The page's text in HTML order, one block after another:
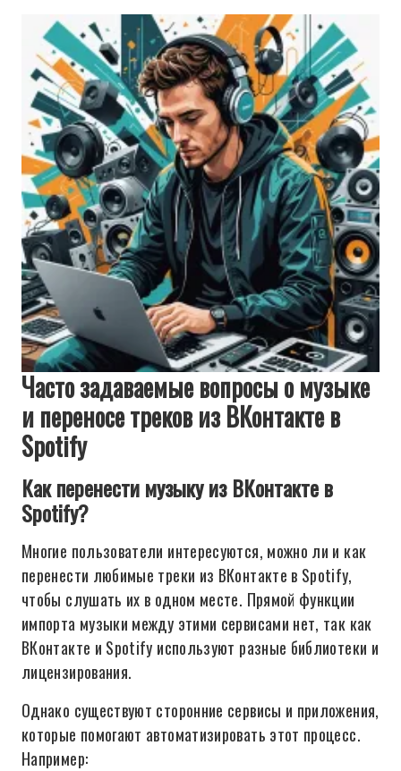
Часто задаваемые вопросы о музыке
и переносе треков из ВКонтакте в
Spotify
Как перенести музыку из ВКонтакте в
Spotify?
Многие пользователи интересуются, можно ли и как
перенести любимые треки из ВКонтакте в Spotify,
чтобы слушать их в одном месте. Прямой функции
импорта музыки между этими сервисами нет, так как
ВКонтакте и Spotify используют разные библиотеки и
лицензирования.
Однако существуют сторонние сервисы и приложения,
которые помогают автоматизировать этот процесс.
Например: